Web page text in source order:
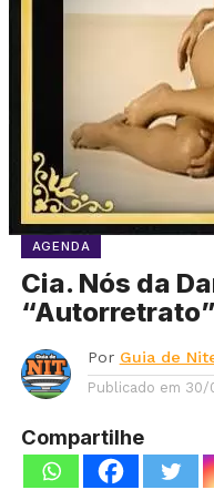
AGENDA
Cia. Nós da
Por Guia de
Publicado em 30/
Compartilhe